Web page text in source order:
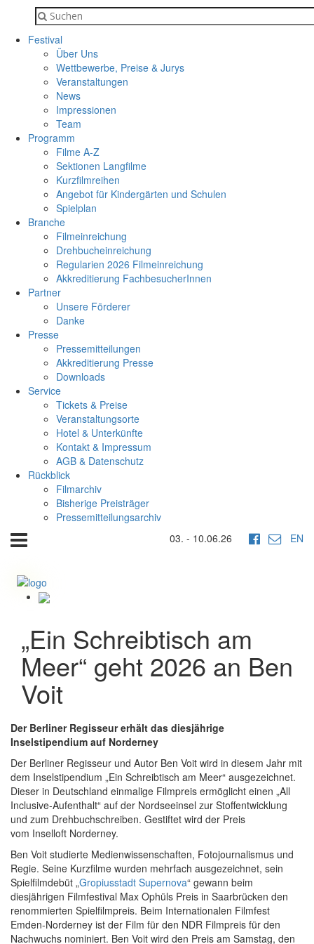
Festival
Über Uns
Wettbewerbe, Preise & Jurys
Veranstaltungen
News
Impressionen
Team
Programm
Filme A-Z
Sektionen Langfilme
Kurzfilmreihen
Angebot für Kindergärten und Schulen
Spielplan
Branche
Filmeinreichung
Drehbucheinreichung
Regularien 2026 Filmeinreichung
Akkreditierung FachbesucherInnen
Partner
Unsere Förderer
Danke
Presse
Pressemitteilungen
Akkreditierung Presse
Downloads
Service
Tickets & Preise
Veranstaltungsorte
Hotel & Unterkünfte
Kontakt & Impressum
AGB & Datenschutz
Rückblick
Filmarchiv
Bisherige Preisträger
Pressemitteilungsarchiv
03. - 10.06.26
EN
„Ein Schreibtisch am
Meer“ geht 2026 an Ben
Voit
Der Berliner Regisseur erhält das diesjährige
Inselstipendium auf Norderney
Der Berliner Regisseur und Autor Ben Voit wird in diesem Jahr mit
dem Inselstipendium „Ein Schreibtisch am Meer“ ausgezeichnet.
Dieser in Deutschland einmalige Filmpreis ermöglicht einen „All
Inclusive-Aufenthalt“ auf der Nordseeinsel zur Stoffentwicklung
und zum Drehbuchschreiben. Gestiftet wird der Preis
vom Inselloft Norderney.
Ben Voit studierte Medienwissenschaften, Fotojournalismus und
Regie. Seine Kurzfilme wurden mehrfach ausgezeichnet, sein
Spielfilmdebüt „Gropiusstadt Supernova“ gewann beim
diesjährigen Filmfestival Max Ophüls Preis in Saarbrücken den
renommierten Spielfilmpreis. Beim Internationalen Filmfest
Emden-Norderney ist der Film für den NDR Filmpreis für den
Nachwuchs nominiert. Ben Voit wird den Preis am Samstag, den